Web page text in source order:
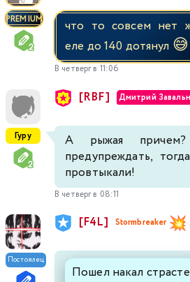
PREMIUM
что то совсем нет
еле до 140 дотянул 😅
В четверг в 11:06
Гуру
[RBF] Дмитрий
А рыжая
предупреждать,
провтыкали!
В четверг в 08:11
Постоялец
[F4L] Stormbreaker
Пошел накал